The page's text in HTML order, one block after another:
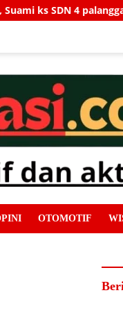
Penuh Revit
OTOMOTIF